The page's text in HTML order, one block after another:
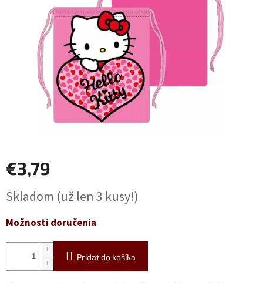
€3,79
cena:
Skladom (už len 3 kusy!)
Možnosti doručenia
Pridať do košíka